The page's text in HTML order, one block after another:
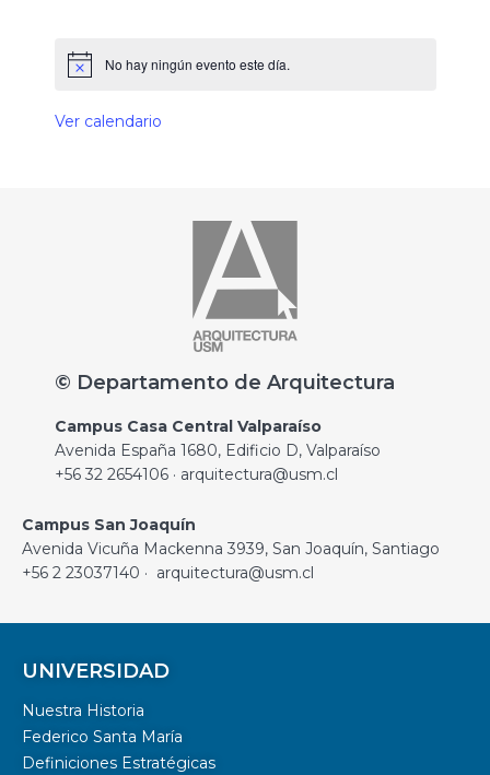
No hay ningún evento este día.
Ver calendario
© Departamento de Arquitectura
Campus Casa Central Valparaíso
Avenida España 1680, Edificio D, Valparaíso
+56 32 2654106 · arquitectura@usm.cl
Campus San Joaquín
Avenida Vicuña Mackenna 3939, San Joaquín, Santiago
+56 2 23037140 · arquitectura@usm.cl
UNIVERSIDAD
Nuestra Historia
Federico Santa María
Definiciones Estratégicas